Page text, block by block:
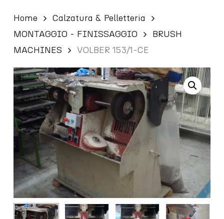
Home
Calzatura & Pelletteria
MONTAGGIO - FINISSAGGIO
BRUSH
MACHINES
VOLBER 153/1-CE